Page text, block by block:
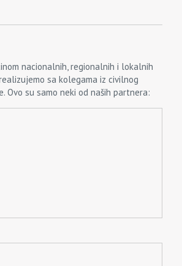
nacionalnih, regionalnih i lokalnih
sa kolegama iz civilnog
Ovo su samo neki od naših partnera: